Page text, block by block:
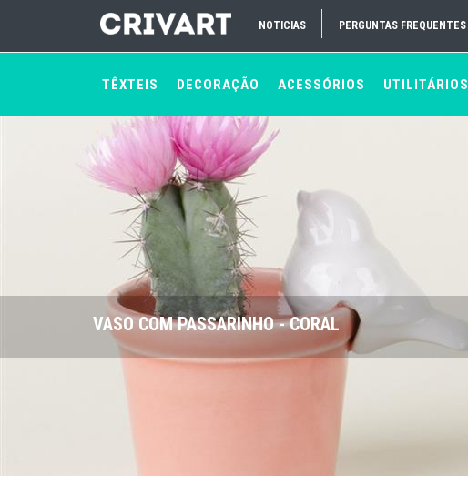
NOTICIAS PERGUNTAS FREQUENTES
TÊXTEIS DECORAÇÃO ACESSÓRIOS UTILITÁRIOS
VASO COM PASSARINHO - CORAL